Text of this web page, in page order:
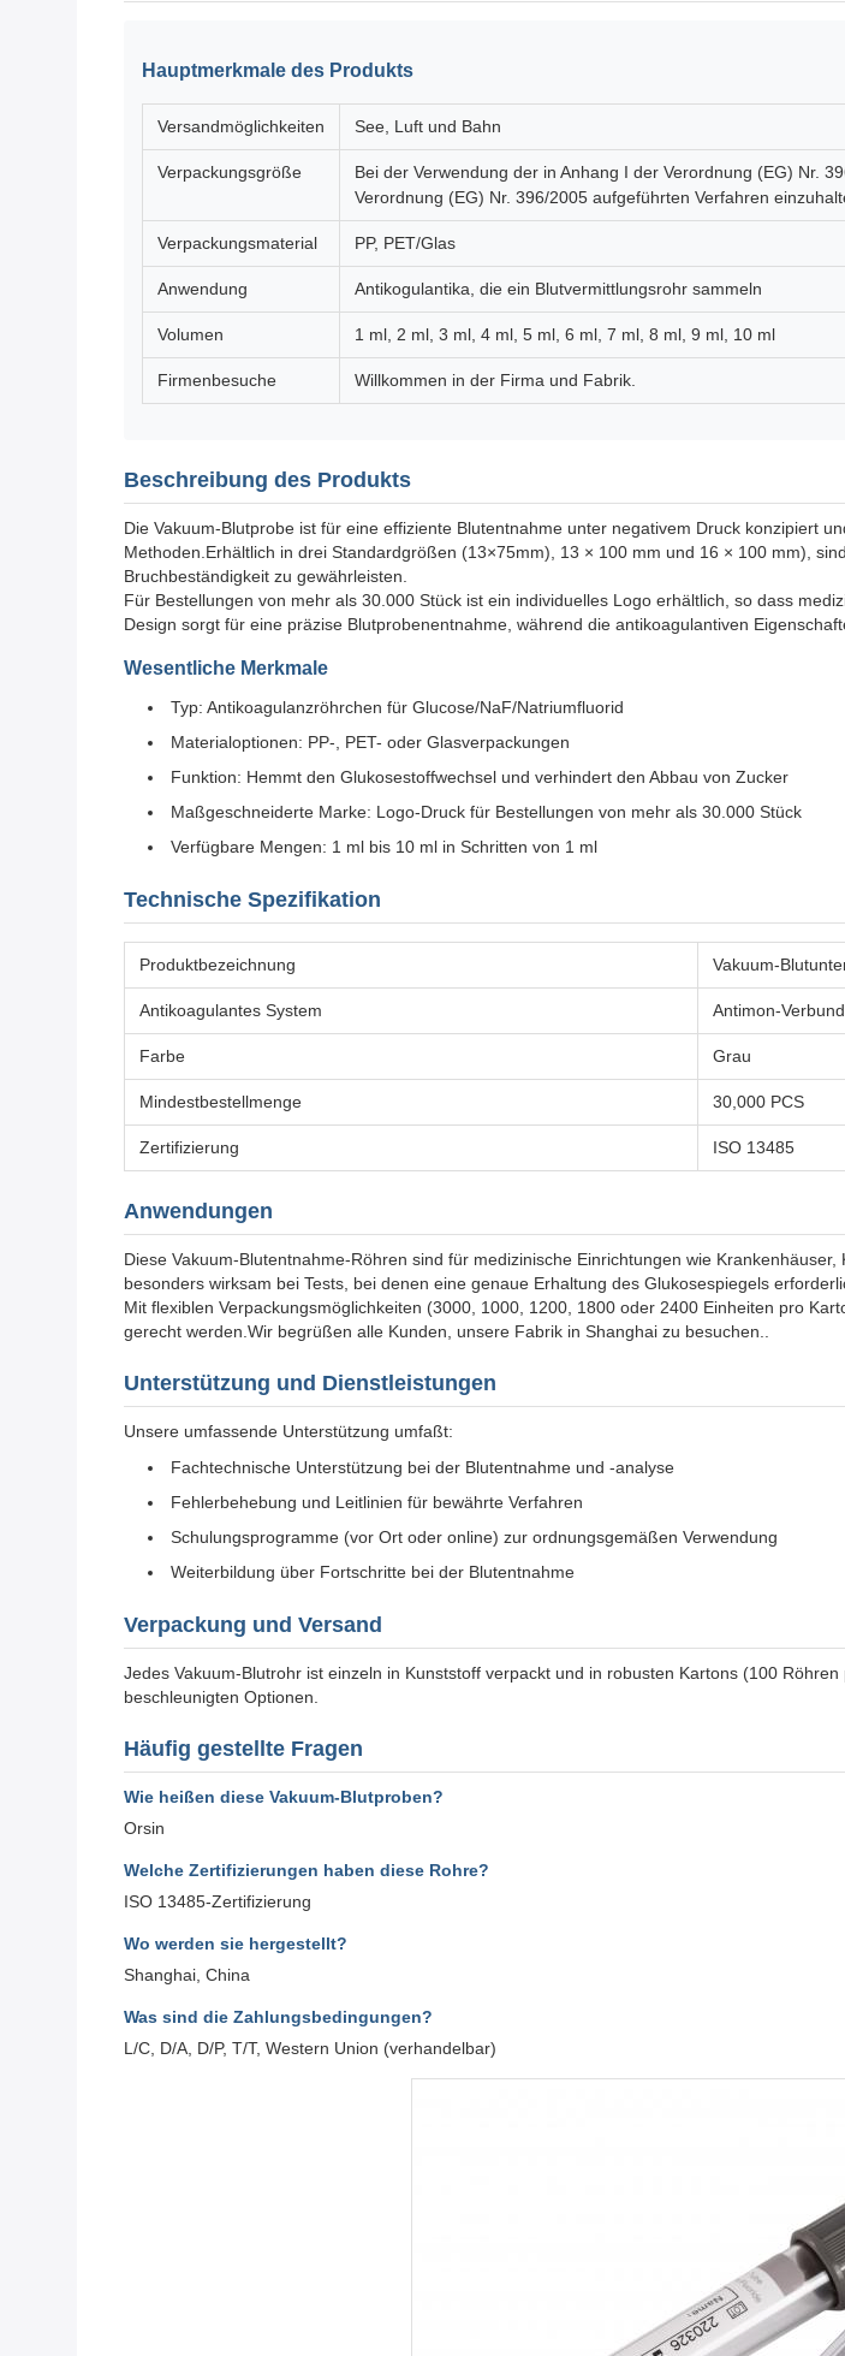
Hauptmerkmale des Produkts
Versandmöglichkeiten See, Luft und Bahn
Verpackungsgröße
Bei der Verwendung der in Anhang I der Verordnung (EG) Nr.
Verordnung (EG) Nr. 396/2005 aufgeführten Verfahren
Verpackungsmaterial PP, PET/Glas
Anwendung Antikogulantika, die ein Blutvermittlungsrohr sammeln
Volumen 1 ml, 2 ml, 3 ml, 4 ml, 5 ml, 6 ml, 7 ml, 8 ml, 9 ml, 10 ml
Firmenbesuche Willkommen in der Firma und Fabrik.
Beschreibung des Produkts
Die Vakuum-Blutprobe ist für eine effiziente Blutentnahme unter negativem Druck konzipiert
Methoden.Erhältlich in drei Standardgrößen (13×75mm), 13 × 100 mm und 16 × 100 mm),
Bruchbeständigkeit zu gewährleisten.
Für Bestellungen von mehr als 30.000 Stück ist ein individuelles Logo erhältlich, so dass
Design sorgt für eine präzise Blutprobenentnahme, während die antikoagulantiven
Wesentliche Merkmale
Typ: Antikoagulanzröhrchen für Glucose/NaF/Natriumfluorid
Materialoptionen: PP-, PET- oder Glasverpackungen
Funktion: Hemmt den Glukosestoffwechsel und verhindert den Abbau von Zucker
Maßgeschneiderte Marke: Logo-Druck für Bestellungen von mehr als 30.000 Stück
Verfügbare Mengen: 1 ml bis 10 ml in Schritten von 1 ml
Technische Spezifikation
Produktbezeichnung Vakuum-
Antikoagulantes System Antimon-
Farbe Grau
Mindestbestellmenge 30,000 PCS
Zertifizierung ISO 13485
Anwendungen
Diese Vakuum-Blutentnahme-Röhren sind für medizinische Einrichtungen wie
besonders wirksam bei Tests, bei denen eine genaue Erhaltung des Glukosespiegels
Mit flexiblen Verpackungsmöglichkeiten (3000, 1000, 1200, 1800 oder 2400 Einheiten pro
gerecht werden.Wir begrüßen alle Kunden, unsere Fabrik in Shanghai zu besuchen..
Unterstützung und Dienstleistungen
Unsere umfassende Unterstützung umfaßt:
Fachtechnische Unterstützung bei der Blutentnahme und -analyse
Fehlerbehebung und Leitlinien für bewährte Verfahren
Schulungsprogramme (vor Ort oder online) zur ordnungsgemäßen Verwendung
Weiterbildung über Fortschritte bei der Blutentnahme
Verpackung und Versand
Jedes Vakuum-Blutrohr ist einzeln in Kunststoff verpackt und in robusten Kartons (100
beschleunigten Optionen.
Häufig gestellte Fragen
Wie heißen diese Vakuum-Blutproben?
Orsin
Welche Zertifizierungen haben diese Rohre?
ISO 13485-Zertifizierung
Wo werden sie hergestellt?
Shanghai, China
Was sind die Zahlungsbedingungen?
L/C, D/A, D/P, T/T, Western Union (verhandelbar)